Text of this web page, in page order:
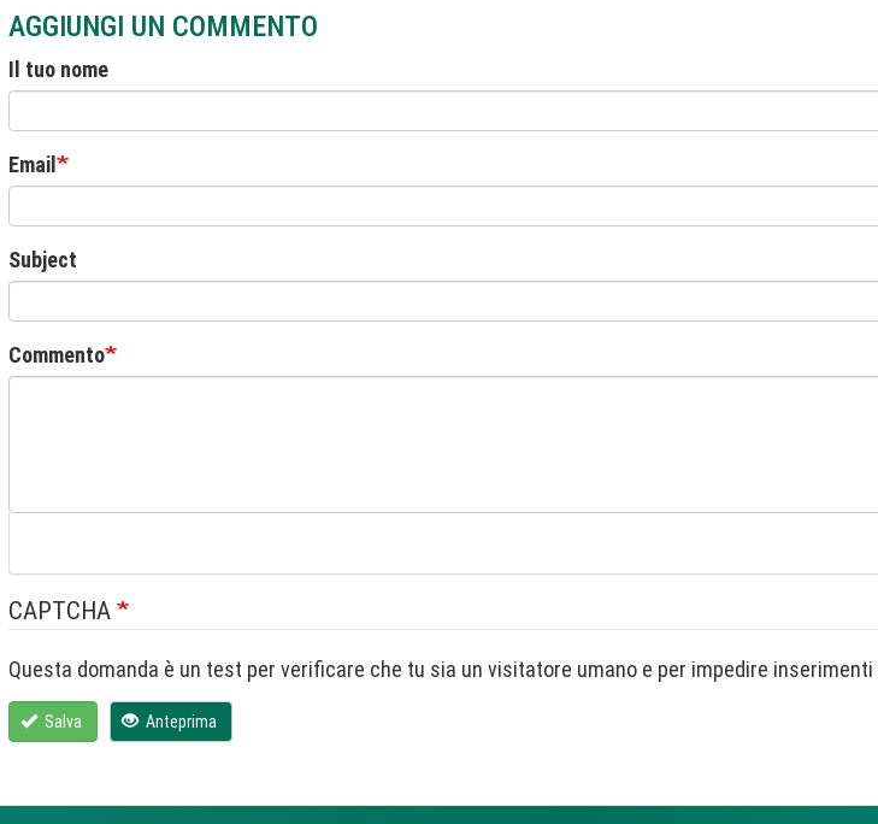
AGGIUNGI UN COMMENTO
Il tuo nome
Email
Subject
Commento
CAPTCHA
Salva Anteprima